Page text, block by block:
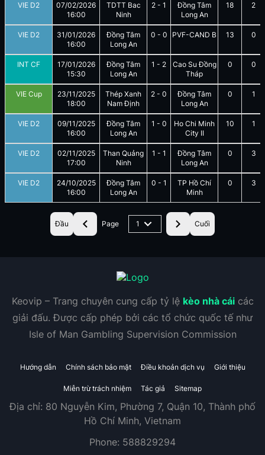
VIE D2
07/02/2026
16:00
TDTT Bac
Ninh
2 - 1
Đồng Tâm
Long An
18 2
VIE D2
31/01/2026
16:00
Đồng Tâm
Long An
0 - 0 PVF-CAND B 13 0
INT CF
17/01/2026
15:30
Đồng Tâm
Long An
1 - 2
Cao Su Đồng
Tháp
0 0
VIE Cup
23/11/2025
18:00
Thép Xanh
Nam Định
2 - 0
Đồng Tâm
Long An
0 1
VIE D2
09/11/2025
16:00
Đồng Tâm
Long An
1 - 0
Ho Chi Minh
City II
10 1
VIE D2
02/11/2025
17:00
Than Quảng
Ninh
1 - 1
Đồng Tâm
Long An
0 3
VIE D2
24/10/2025
16:00
Đồng Tâm
Long An
0 - 1
TP Hồ Chí
Minh
0 3
Đầu Page 1 Cuối
Keovip – Trang chuyên cung cấp tỷ lệ kèo nhà cáicác
giải đấu. Được cấp phép bởi các tổ chức quốc tế như
Isle of Man Gambling Supervision Commission
Hướng dẫn Chính sách bảo mật Điều khoản dịch vụ Giới thiệu
Miễn trừ trách nhiệm Tác giả Sitemap
Địa chỉ: 80 Nguyễn Kim, Phường 7, Quận 10, Thành phố
Hồ Chí Minh, Vietnam
Phone: 588829294